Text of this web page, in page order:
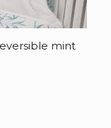
mint